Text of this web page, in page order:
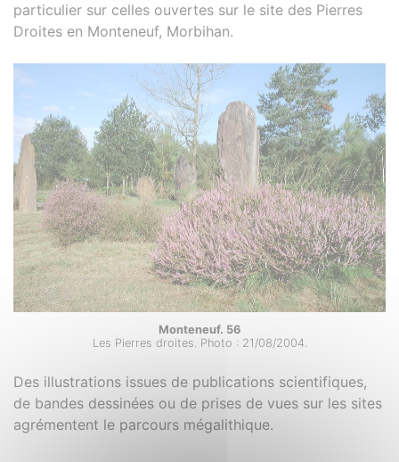
particulier sur celles ouvertes sur le site des Pierres
Droites en Monteneuf, Morbihan.
Monteneuf. 56
Les Pierres droites. Photo : 21/08/2004.
Des illustrations issues de publications scientifiques,
de bandes dessinées ou de prises de vues sur les sites
agrémentent le parcours mégalithique.